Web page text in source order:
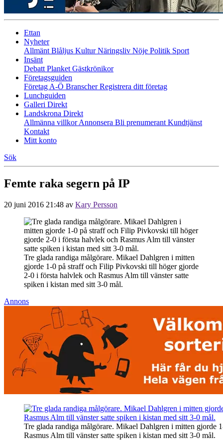
Ettan
Nyheter
Allmänt Blåljus KulturNäringsliv Nöje Politik Sport
Insänt
Debatt Planket Gästkrönikor
Företagsguiden
Företag A-Ö BranscherRegistrera ditt företag
Lunchguiden
Galleri Direkt
Landskrona Direkt
Allmänna villkorAnnonsera Bli prenumerant Kundtjänst
Kontakt
Mitt konto
Sök
Femte raka segern på IP
20 juni 2016 21:48 av Kary Persson
Tre glada randiga målgörare. Mikael Dahlgren i mitten
gjorde 1-0 på straff och Filip Pivkovski till höger gjorde
2-0 i första halvlek och Rasmus Alm till vänster satte
spiken i kistan med sitt 3-0 mål.
Annons
Tre glada randiga målgörare. Mikael Dahlgren i mitten
Rasmus Alm till vänster satte spiken i kistan med sitt 3-0 mål.